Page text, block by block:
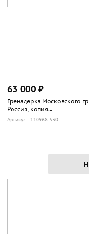
63 000 ₽
Гренадерка Московского
Россия, копия...
Артикул: 110968-530